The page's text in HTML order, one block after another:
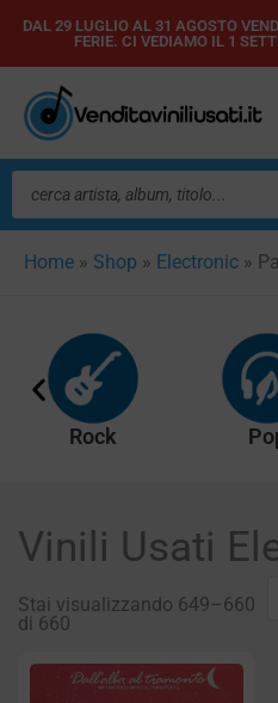
Vai
contenuto
DAL 29 LUGLIO AL 31 AGOSTO
FERIE. CI VEDIAMO IL 1
Ricerca
prodotti
Home » Shop » Electronic »
Rock
Vinili Usati
Stai visualizzando 649–660
di 660
Pagina